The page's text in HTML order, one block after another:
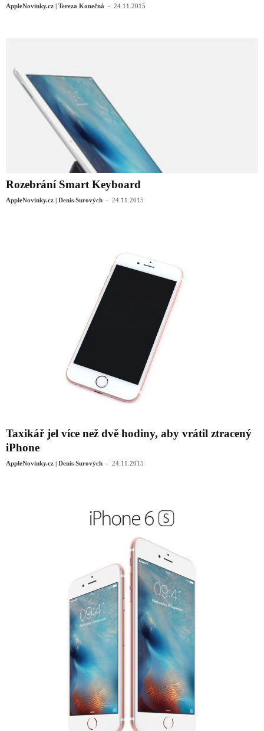
AppleNovinky.cz | Tereza Konečná - 24.11.2015
Rozebrání Smart Keyboard
AppleNovinky.cz | Denis Surových - 24.11.2015
Taxikář jel více než dvě hodiny, aby vrátil ztracený
iPhone
AppleNovinky.cz | Denis Surových - 24.11.2015